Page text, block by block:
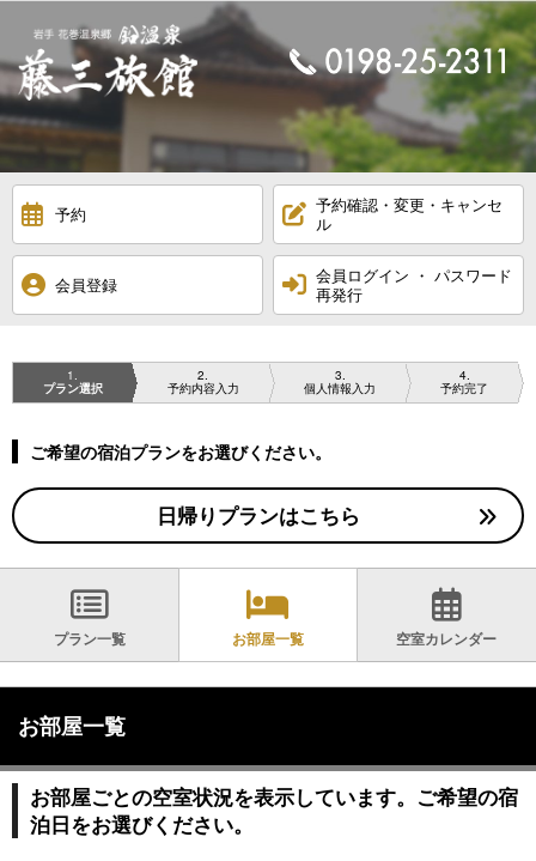
予約
予約確認・変更・キャンセ
ル
会員登録
会員ログイン ・ パスワード
再発行
1
プラン選択
2
予約内容入力
3
個人情報入力
4
予約完了
ご希望の宿泊プランをお選びください。
日帰りプランはこちら
プラン一覧 お部屋一覧 空室カレンダー
お部屋一覧
お部屋ごとの空室状況を表示しています。ご希望の宿
泊日をお選びください。